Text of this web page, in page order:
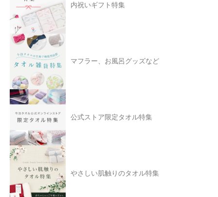
内祝いギフト特集
マフラー、お風呂グッズなど
公式ストア限定タオル特集
やさしい肌触りのタオル特集